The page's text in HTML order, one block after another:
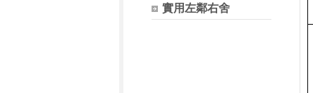
實用左鄰右舍